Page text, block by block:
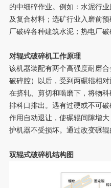
的中细碎作业。例如：水泥行
及复合材料；选矿行业入磨前
厂破碎各种建筑水泥；热电厂破
对辊式破碎机工作原理
该机器装配有两个高强度耐磨
破碎腔）以后，受到两碾辊相对
在挤轧、剪切和啮磨下，将物
排科口排出。遇有过硬或不可
作用自动退让，使碾辊间隙增
护机器不受损坏。通过改变碾辊
双辊式破碎机结构图